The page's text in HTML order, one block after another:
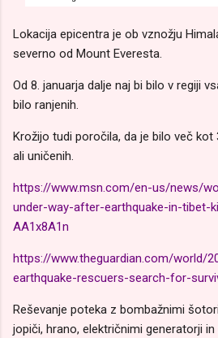
Lokacija epicentra je ob vznožju
severno od Mount Everesta.
Od 8. januarja dalje naj bi bilo v regiji
bilo ranjenih.
Krožijo tudi poročila, da je bilo več kot
ali uničenih.
https://www.msn.com/en-us/news/
under-way-after-earthquake-in-tibet-
AA1x8A1n
https://www.theguardian.com/world/
earthquake-rescuers-search-for-
Reševanje poteka z bombažnimi
jopiči, hrano, električnimi generatorji